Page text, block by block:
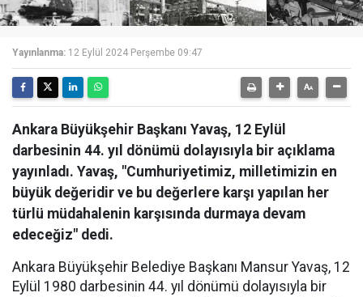
Yayınlanma: 12 Eylül 2024 Perşembe 09:47
Ankara Büyükşehir Başkanı Yavaş, 12 Eylül
darbesinin 44. yıl dönümü dolayısıyla bir açıklama
yayınladı. Yavaş, "Cumhuriyetimiz, milletimizin en
büyük değeridir ve bu değerlere karşı yapılan her
türlü müdahalenin karşısında durmaya devam
edeceğiz" dedi.
Ankara Büyükşehir Belediye Başkanı Mansur Yavaş, 12
Eylül 1980 darbesinin 44. yıl dönümü dolayısıyla bir